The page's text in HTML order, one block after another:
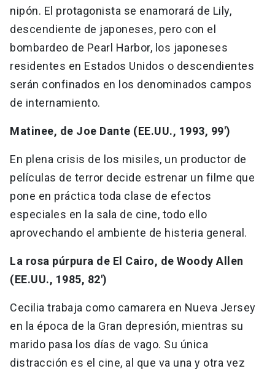
nipón. El protagonista se enamorará de Lily,
descendiente de japoneses, pero con el
bombardeo de Pearl Harbor, los japoneses
residentes en Estados Unidos o descendientes
serán confinados en los denominados campos
de internamiento.
Matinee, de Joe Dante (EE.UU., 1993, 99')
En plena crisis de los misiles, un productor de
películas de terror decide estrenar un filme que
pone en práctica toda clase de efectos
especiales en la sala de cine, todo ello
aprovechando el ambiente de histeria general.
La rosa púrpura de El Cairo, de Woody Allen
(EE.UU., 1985, 82')
Cecilia trabaja como camarera en Nueva Jersey
en la época de la Gran depresión, mientras su
marido pasa los días de vago. Su única
distracción es el cine, al que va una y otra vez